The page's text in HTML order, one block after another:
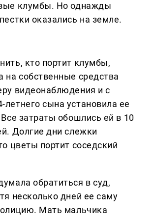
клумбы. Но однажды
оказались на земле.
кто портит клумбы,
на собственные средства
видеонаблюдения и с
сына установила ее
затраты обошлись ей в 10
Долгие дни слежки
цветы портит соседский
обратиться в суд,
несколько дней ее саму
Мать мальчика